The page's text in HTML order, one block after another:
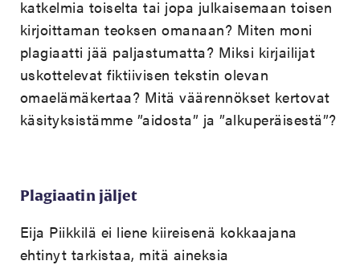
katkelmia toiselta tai jopa julkaisemaan toisen
kirjoittaman teoksen omanaan? Miten moni
plagiaatti jää paljastumatta? Miksi kirjailijat
uskottelevat fiktiivisen tekstin olevan
omaelämäkertaa? Mitä väärennökset kertovat
käsityksistämme ”aidosta” ja ”alkuperäisestä”?
Plagiaatin jäljet
Eija Piikkilä ei liene kiireisenä kokkaajana
ehtinyt tarkistaa, mitä aineksia